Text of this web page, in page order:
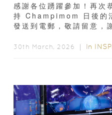
感謝各位踴躍參加！再次
持 Champimom 日後的
發送到電郵，敬請留意
9669XXXXJessica
30th March, 2026 ｜ In